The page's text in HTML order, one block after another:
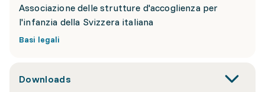
Associazione delle strutture d'accoglienza per
l'infanzia della Svizzera italiana
Basi legali
Downloads